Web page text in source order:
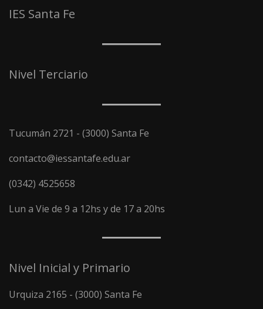
IES Santa Fe
Nivel Terciario
Tucumán 2721 - (3000) Santa Fe
contacto@iessantafe.edu.ar
(0342) 4525658
Lun a Vie de 9 a 12hs y de 17 a 20hs
Nivel Inicial y Primario
Urquiza 2165 - (3000) Santa Fe